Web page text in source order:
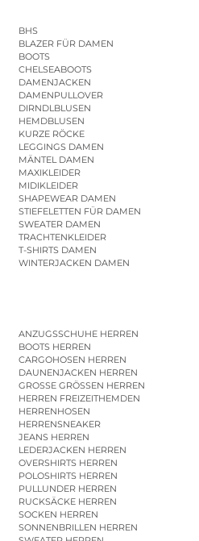
BHS
BLAZER FÜR DAMEN
BOOTS
CHELSEABOOTS
DAMENJACKEN
DAMENPULLOVER
DIRNDLBLUSEN
HEMDBLUSEN
KURZE RÖCKE
LEGGINGS DAMEN
MÄNTEL DAMEN
MAXIKLEIDER
MIDIKLEIDER
SHAPEWEAR DAMEN
STIEFELETTEN FÜR DAMEN
SWEATER DAMEN
TRACHTENKLEIDER
T-SHIRTS DAMEN
WINTERJACKEN DAMEN
ANZUGSSCHUHE HERREN
BOOTS HERREN
CARGOHOSEN HERREN
DAUNENJACKEN HERREN
GROSSE GRÖSSEN HERREN
HERREN FREIZEITHEMDEN
HERRENHOSEN
HERRENSNEAKER
JEANS HERREN
LEDERJACKEN HERREN
OVERSHIRTS HERREN
POLOSHIRTS HERREN
PULLUNDER HERREN
RUCKSÄCKE HERREN
SOCKEN HERREN
SONNENBRILLEN HERREN